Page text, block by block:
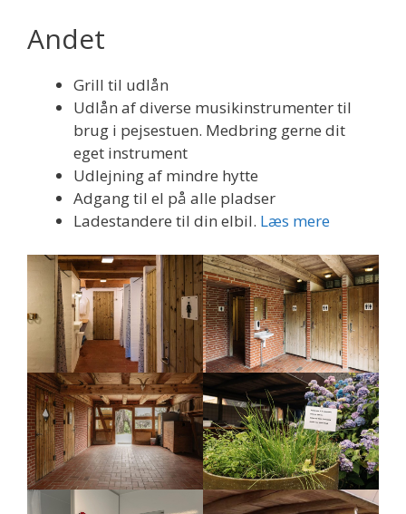
Andet
Grill til udlån
Udlån af diverse musikinstrumenter til
brug i pejsestuen. Medbring gerne dit
eget instrument
Udlejning af mindre hytte
Adgang til el på alle pladser
Ladestandere til din elbil. Læs mere